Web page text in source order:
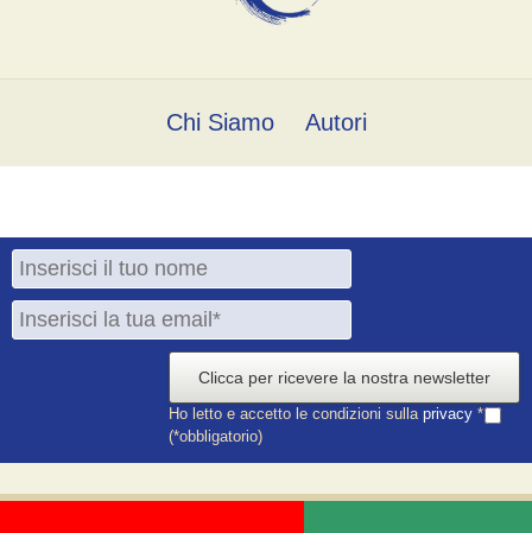
Chi Siamo Autori
Clicca per ricevere la nostra newsletter
Ho letto e accetto le condizioni sulla privacy *
(*obbligatorio)